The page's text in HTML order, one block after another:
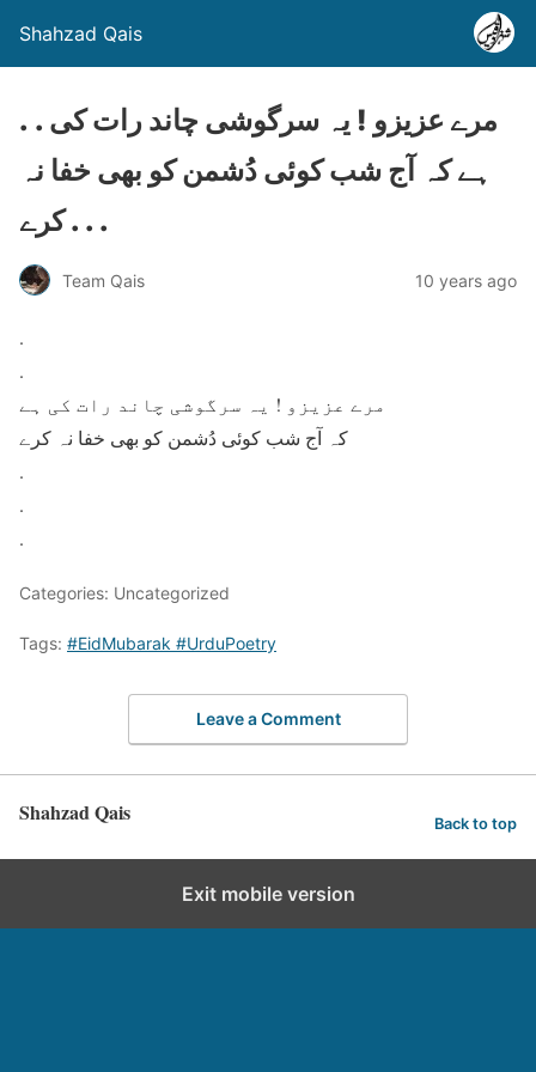
Shahzad Qais
. . مرے عزیزو ! یہ سرگوشی چاند رات کی
ہے کہ آج شب کوئی دُشمن کو بھی خفا نہ
کرے . . .
Team Qais 10 years ago
.
.
مرے عزیزو ! یہ سرگوشی چاند رات کی ہے
کہ آج شب کوئی دُشمن کو بھی خفا نہ کرے
.
.
.
Categories: Uncategorized
Tags: #EidMubarak #UrduPoetry
Leave a Comment
Shahzad Qais Back to top
Exit mobile version